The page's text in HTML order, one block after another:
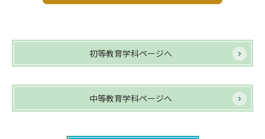
初等教育学科ページへ
中等教育学科ページへ